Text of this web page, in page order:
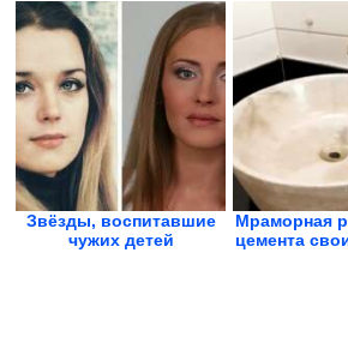
Звёзды, воспитавшие
чужих детей
Мраморная
цемента